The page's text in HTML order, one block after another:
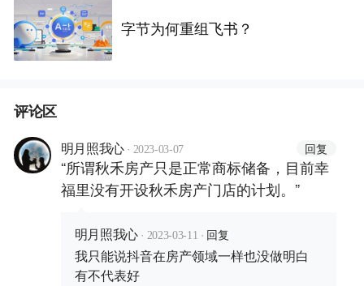
字节为何重组飞书？
评论区
明月照我心 · 2023-03-07 回复
“所谓秋禾房产只是正常商标储备，目前幸
福里没有开设秋禾房产门店的计划。”
明月照我心 · 2023-03-11 · 回复
我只能说抖音在房产领域一样也没做明白
有不代表好